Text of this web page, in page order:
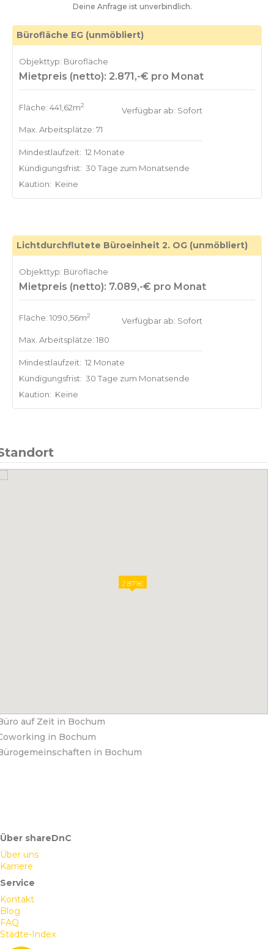
Deine Anfrage ist unverbindlich.
Bürofläche EG (unmöbliert)
Objekttyp: Bürofläche
Mietpreis (netto): 2.871,-€ pro Monat
Fläche: 441,62m2
Max. Arbeitsplätze: 71
Verfügbar ab: Sofort
Mindestlaufzeit: 12 Monate
Kündigungsfrist: 30 Tage zum Monatsende
Kaution: Keine
Lichtdurchflutete Büroeinheit 2. OG (unmöbliert)
Objekttyp: Bürofläche
Mietpreis (netto): 7.089,-€ pro Monat
Fläche: 1090,56m2
Max. Arbeitsplätze: 180
Verfügbar ab: Sofort
Mindestlaufzeit: 12 Monate
Kündigungsfrist: 30 Tage zum Monatsende
Kaution: Keine
2.871€
auf Zeit in Bochum
in Bochum
in Bochum
Über shareDnC
Über uns
Karriere
Service
Kontakt
Blog
FAQ
Städte-Index